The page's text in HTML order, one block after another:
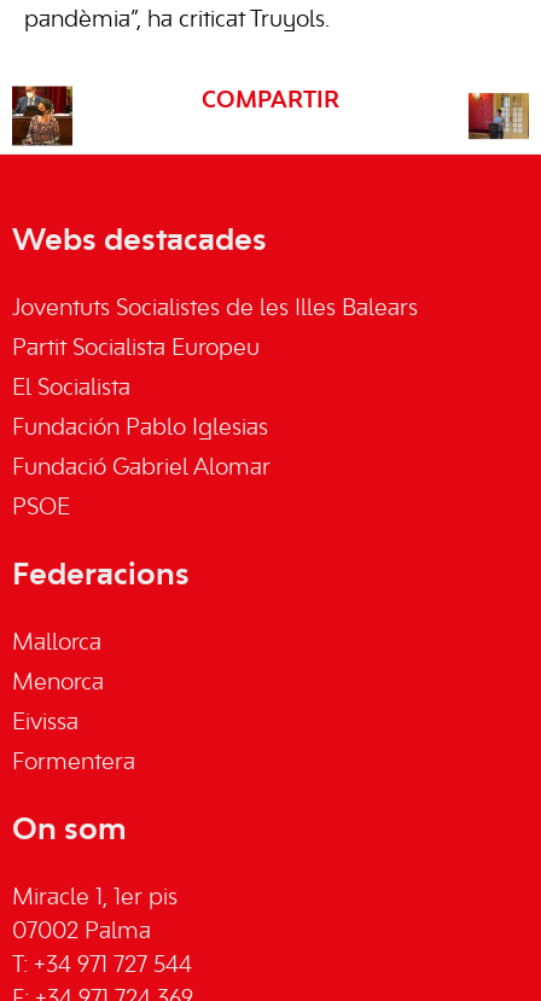
pandèmia”, ha criticat Truyols.
COMPARTIR
Webs destacades
Joventuts Socialistes de les Illes Balears
Partit Socialista Europeu
El Socialista
Fundación Pablo Iglesias
Fundació Gabriel Alomar
PSOE
Federacions
Mallorca
Menorca
Eivissa
Formentera
On som
Miracle 1, 1er pis
07002 Palma
T: +34 971 727 544